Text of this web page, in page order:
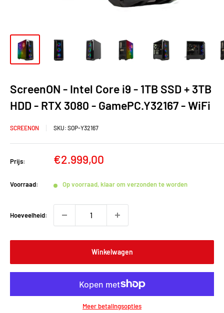
ScreenON - Intel Core i9 - 1TB SSD + 3TB
HDD - RTX 3080 - GamePC.Y32167 - WiFi
SCREENON SKU: SOP-Y32167
Prijs: Verkoopprijs
€2.999,00
Voorraad: Op voorraad, klaar om verzonden te worden
Hoeveelheid:
Winkelwagen
Meer betalingsopties